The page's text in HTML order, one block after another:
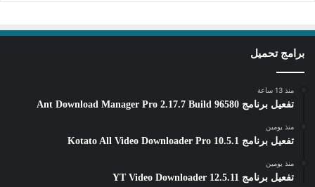
برامج تحميل
منذ 13 ساعة
تفعيل برنامج Ant Download Manager Pro 2.17.7 Build 96580
منذ يومين
تفعيل برنامج Kotato All Video Downloader Pro 10.5.1
منذ يومين
تفعيل برنامج YT Video Downloader 12.5.11